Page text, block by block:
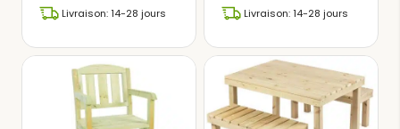
Livraison: 14-28 jours Livraison: 14-28 jours